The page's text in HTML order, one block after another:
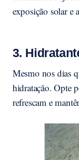
exposição solar e
3.
Mesmo nos dias
hidratação. Opte
refrescam e